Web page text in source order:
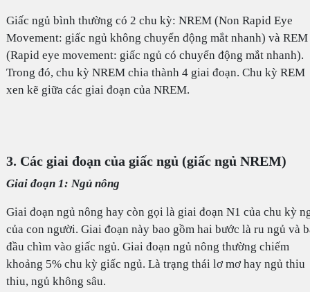
Giấc ngủ bình thường có 2 chu kỳ: NREM (Non Rapid Eye
Movement: giấc ngủ không chuyển động mắt nhanh) và REM
(Rapid eye movement: giấc ngủ có chuyển động mắt nhanh).
Trong đó, chu kỳ NREM chia thành 4 giai đoạn. Chu kỳ REM
xen kẽ giữa các giai đoạn của NREM.
3. Các giai đoạn của giấc ngủ (giấc ngủ NREM)
Giai đoạn 1: Ngủ nông
Giai đoạn ngủ nông hay còn gọi là giai đoạn N1 của chu kỳ
của con người. Giai đoạn này bao gồm hai bước là ru ngủ và
đầu chìm vào giấc ngủ. Giai đoạn ngủ nông thường chiếm
khoảng 5% chu kỳ giấc ngủ. Là trạng thái lơ mơ hay ngủ thiu
thiu, ngủ không sâu.